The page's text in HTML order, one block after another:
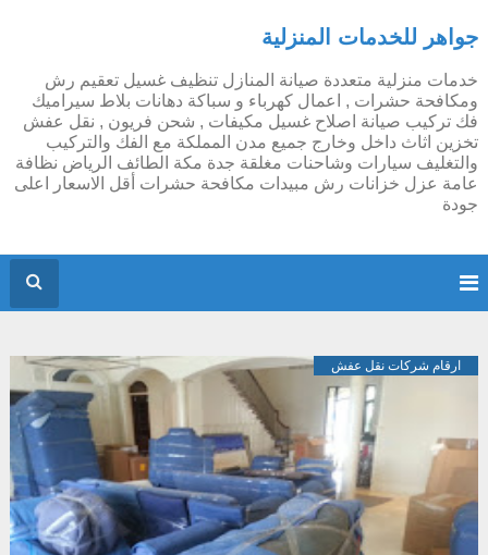
جواهر للخدمات المنزلية
خدمات منزلية متعددة صيانة المنازل تنظيف غسيل تعقيم رش
ومكافحة حشرات , اعمال كهرباء و سباكة دهانات بلاط سيراميك
فك تركيب صيانة اصلاح غسيل مكيفات , شحن فريون , نقل عفش
تخزين اثاث داخل وخارج جميع مدن المملكة مع الفك والتركيب
والتغليف سيارات وشاحنات مغلقة جدة مكة الطائف الرياض نظافة
عامة عزل خزانات رش مبيدات مكافحة حشرات أقل الاسعار اعلى
جودة
ارقام شركات نقل عفش